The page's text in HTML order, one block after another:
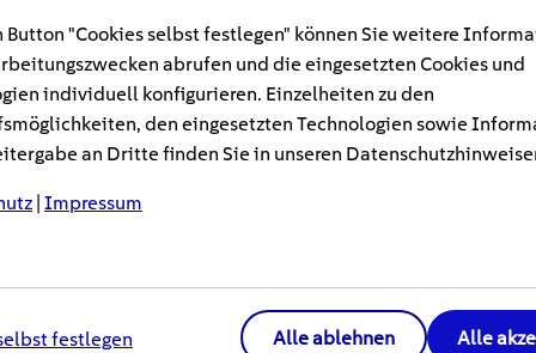
darf.
auf demWochenendtrip, imklassischenWohnmobil
Zelt auf dem Festivalgelände: Geradebeim Camping
oder Kühlbox nicht verzichten. Solaranlagen fürs
das: eine zuverlässige Energiequelle für unterwegs.
Button "Cookies selbst festlegen" können Sie weitere
abrufen und die eingesetzten Cookies und
individuell konfigurieren. Einzelheiten zu den
den eingesetzten Technologien sowie
an Dritte finden Sie in unseren
| Impressum
festlegen Alle ablehnen Alle